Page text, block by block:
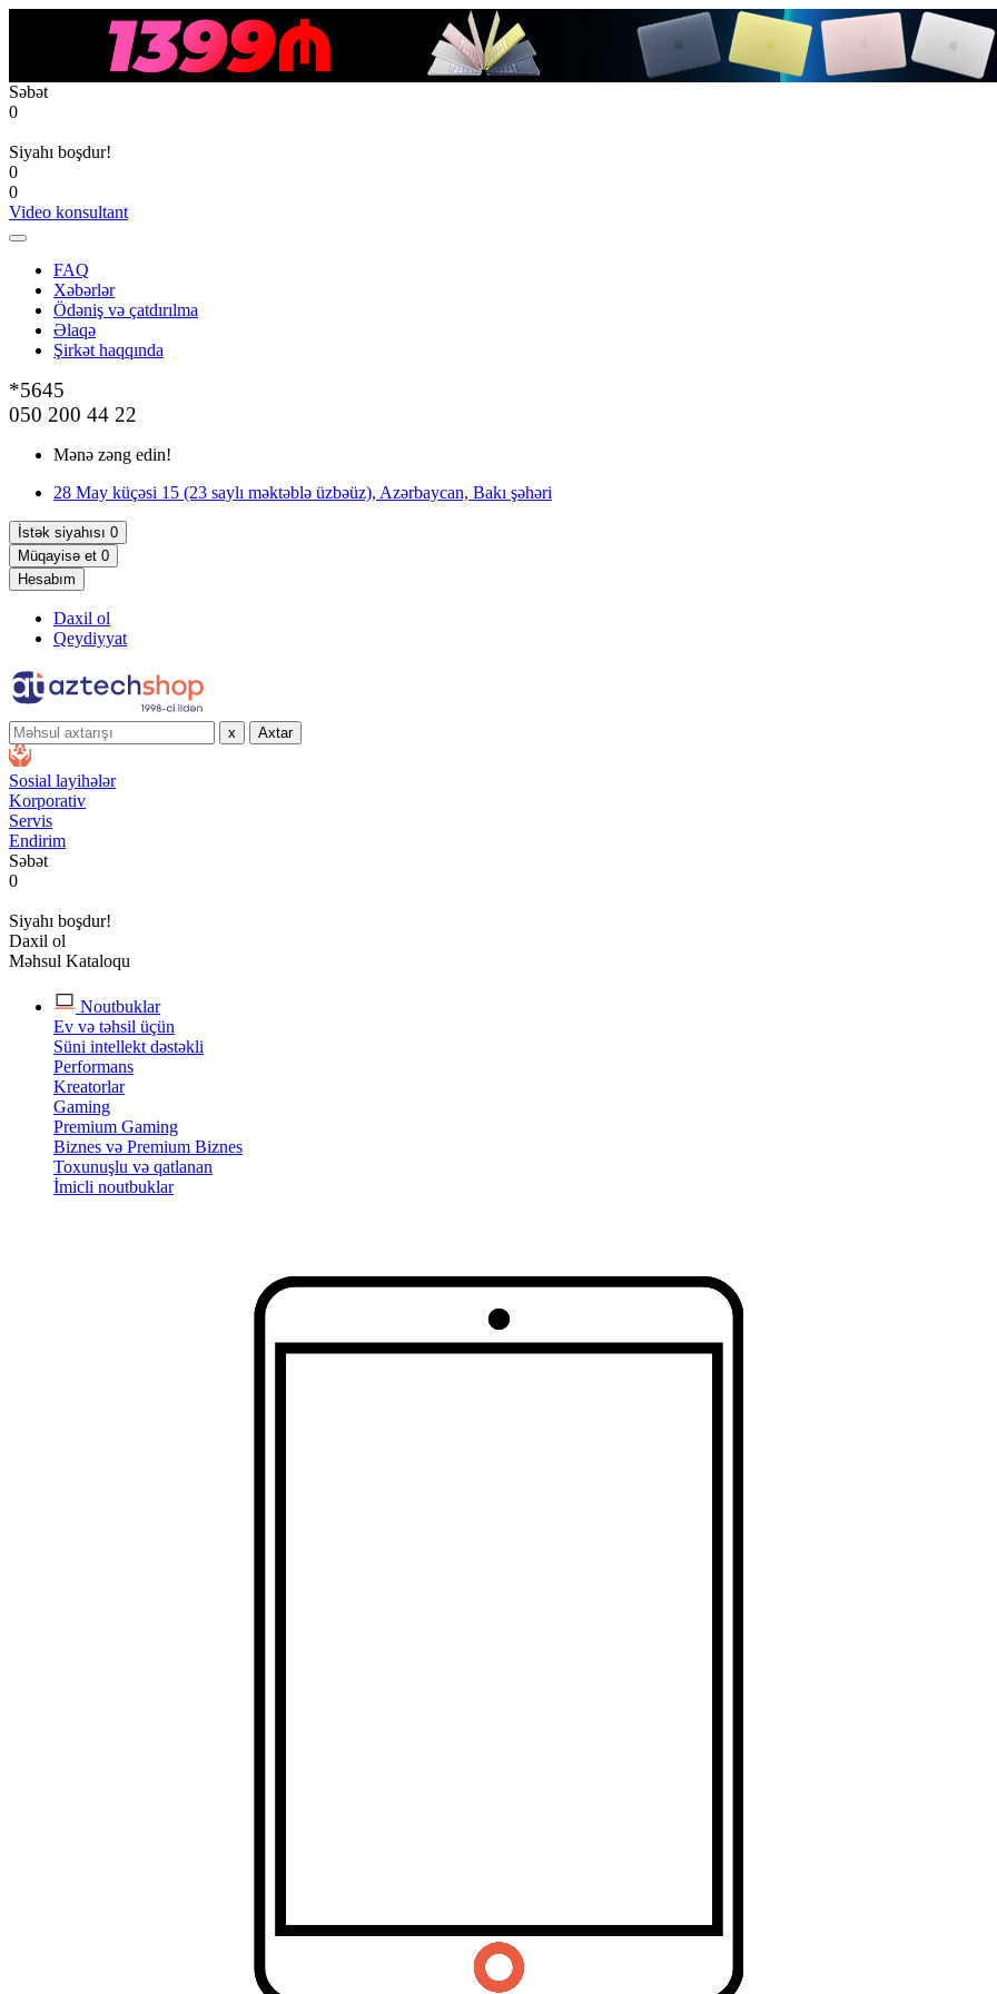
Səbət
0
Siyahı boşdur!
0
0
Video konsultant
FAQ
Xəbərlər
Ödəniş və çatdırılma
Əlaqə
Şirkət haqqında
*5645
050 200 44 22
Mənə zəng edin!
28 May küçəsi 15 (23 saylı məktəblə üzbəüz), Azərbaycan, Bakı şəhəri
İstək siyahısı 0
Müqayisə et 0
Hesabım
Daxil ol
Qeydiyyat
x Axtar
Sosial layihələr
Korporativ
Servis
Endirim
Səbət
0
Siyahı boşdur!
Daxil ol
Məhsul Kataloqu
Noutbuklar
Ev və təhsil üçün
Süni intellekt dəstəkli
Performans
Kreatorlar
Gaming
Premium Gaming
Biznes və Premium Biznes
Toxunuşlu və qatlanan
İmicli noutbuklar